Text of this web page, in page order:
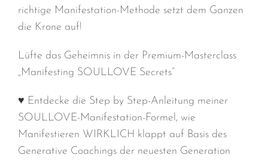
richtige Manifestation-Methode setzt dem Ganzen
die Krone auf!
Lüfte das Geheimnis in der Premium-Masterclass
„Manifesting SOULLOVE Secrets“
♥ Entdecke die Step by Step-Anleitung meiner
SOULLOVE-Manifestation-Formel, wie
Manifestieren WIRKLICH klappt auf Basis des
Generative Coachings der neuesten Generation